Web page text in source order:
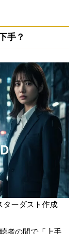
手？
スト作成
者の間で「上手